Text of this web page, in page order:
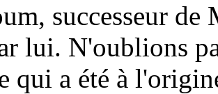
successeur
lui. N'oublions
qui a été à